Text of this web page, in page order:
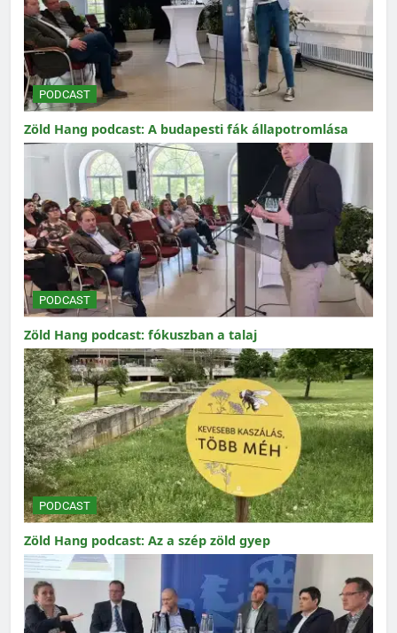
PODCAST
Zöld Hang podcast: A budapesti fák állapotromlása
PODCAST
Zöld Hang podcast: fókuszban a talaj
PODCAST
Zöld Hang podcast: Az a szép zöld gyep